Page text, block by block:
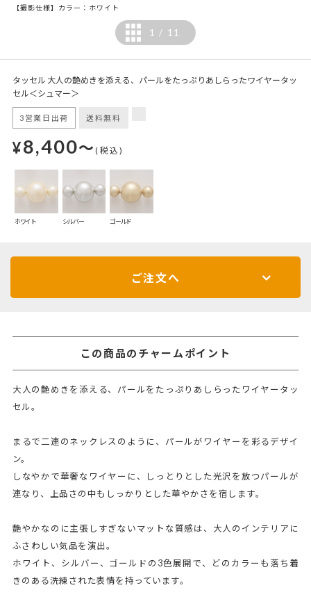
【撮影仕様】カラー：ホワイト
1 / 11
タッセル 大人の艶めきを添える、パールをたっぷりあしらったワイヤータッ
セル＜シュマー＞
3営業日出荷 送料無料
¥8,400～(税込)
ホワイト シルバー ゴールド
ご注文へ
この商品のチャームポイント
大人の艶めきを添える、パールをたっぷりあしらったワイヤータッ
セル。
まるで二連のネックレスのように、パールがワイヤーを彩るデザイ
ン。
しなやかで華奢なワイヤーに、しっとりとした光沢を放つパールが
連なり、上品さの中もしっかりとした華やかさを宿します。
艶やかなのに主張しすぎないマットな質感は、大人のインテリアに
ふさわしい気品を演出。
ホワイト、シルバー、ゴールドの3色展開で、どのカラーも落ち着
きのある洗練された表情を持っています。